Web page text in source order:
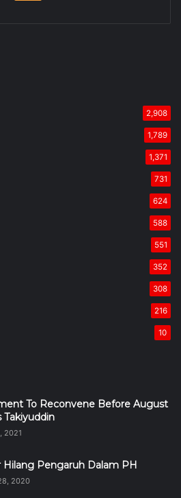
2,908
1,789
1,371
731
624
588
551
352
308
216
10
To Reconvene Before August
Takiyuddin
2021
Hilang Pengaruh Dalam PH
2020